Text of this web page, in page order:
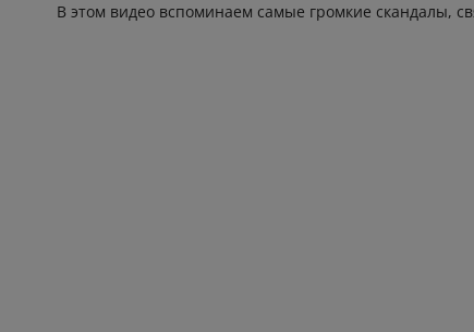
В этом видео вспоминаем самые громкие скандалы,